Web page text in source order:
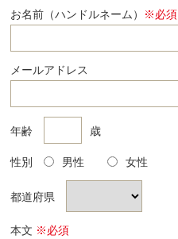
お名前（ハンドルネーム） ※必須
メールアドレス
年齢 歳
性別 男性 女性
都道府県
本文 ※必須